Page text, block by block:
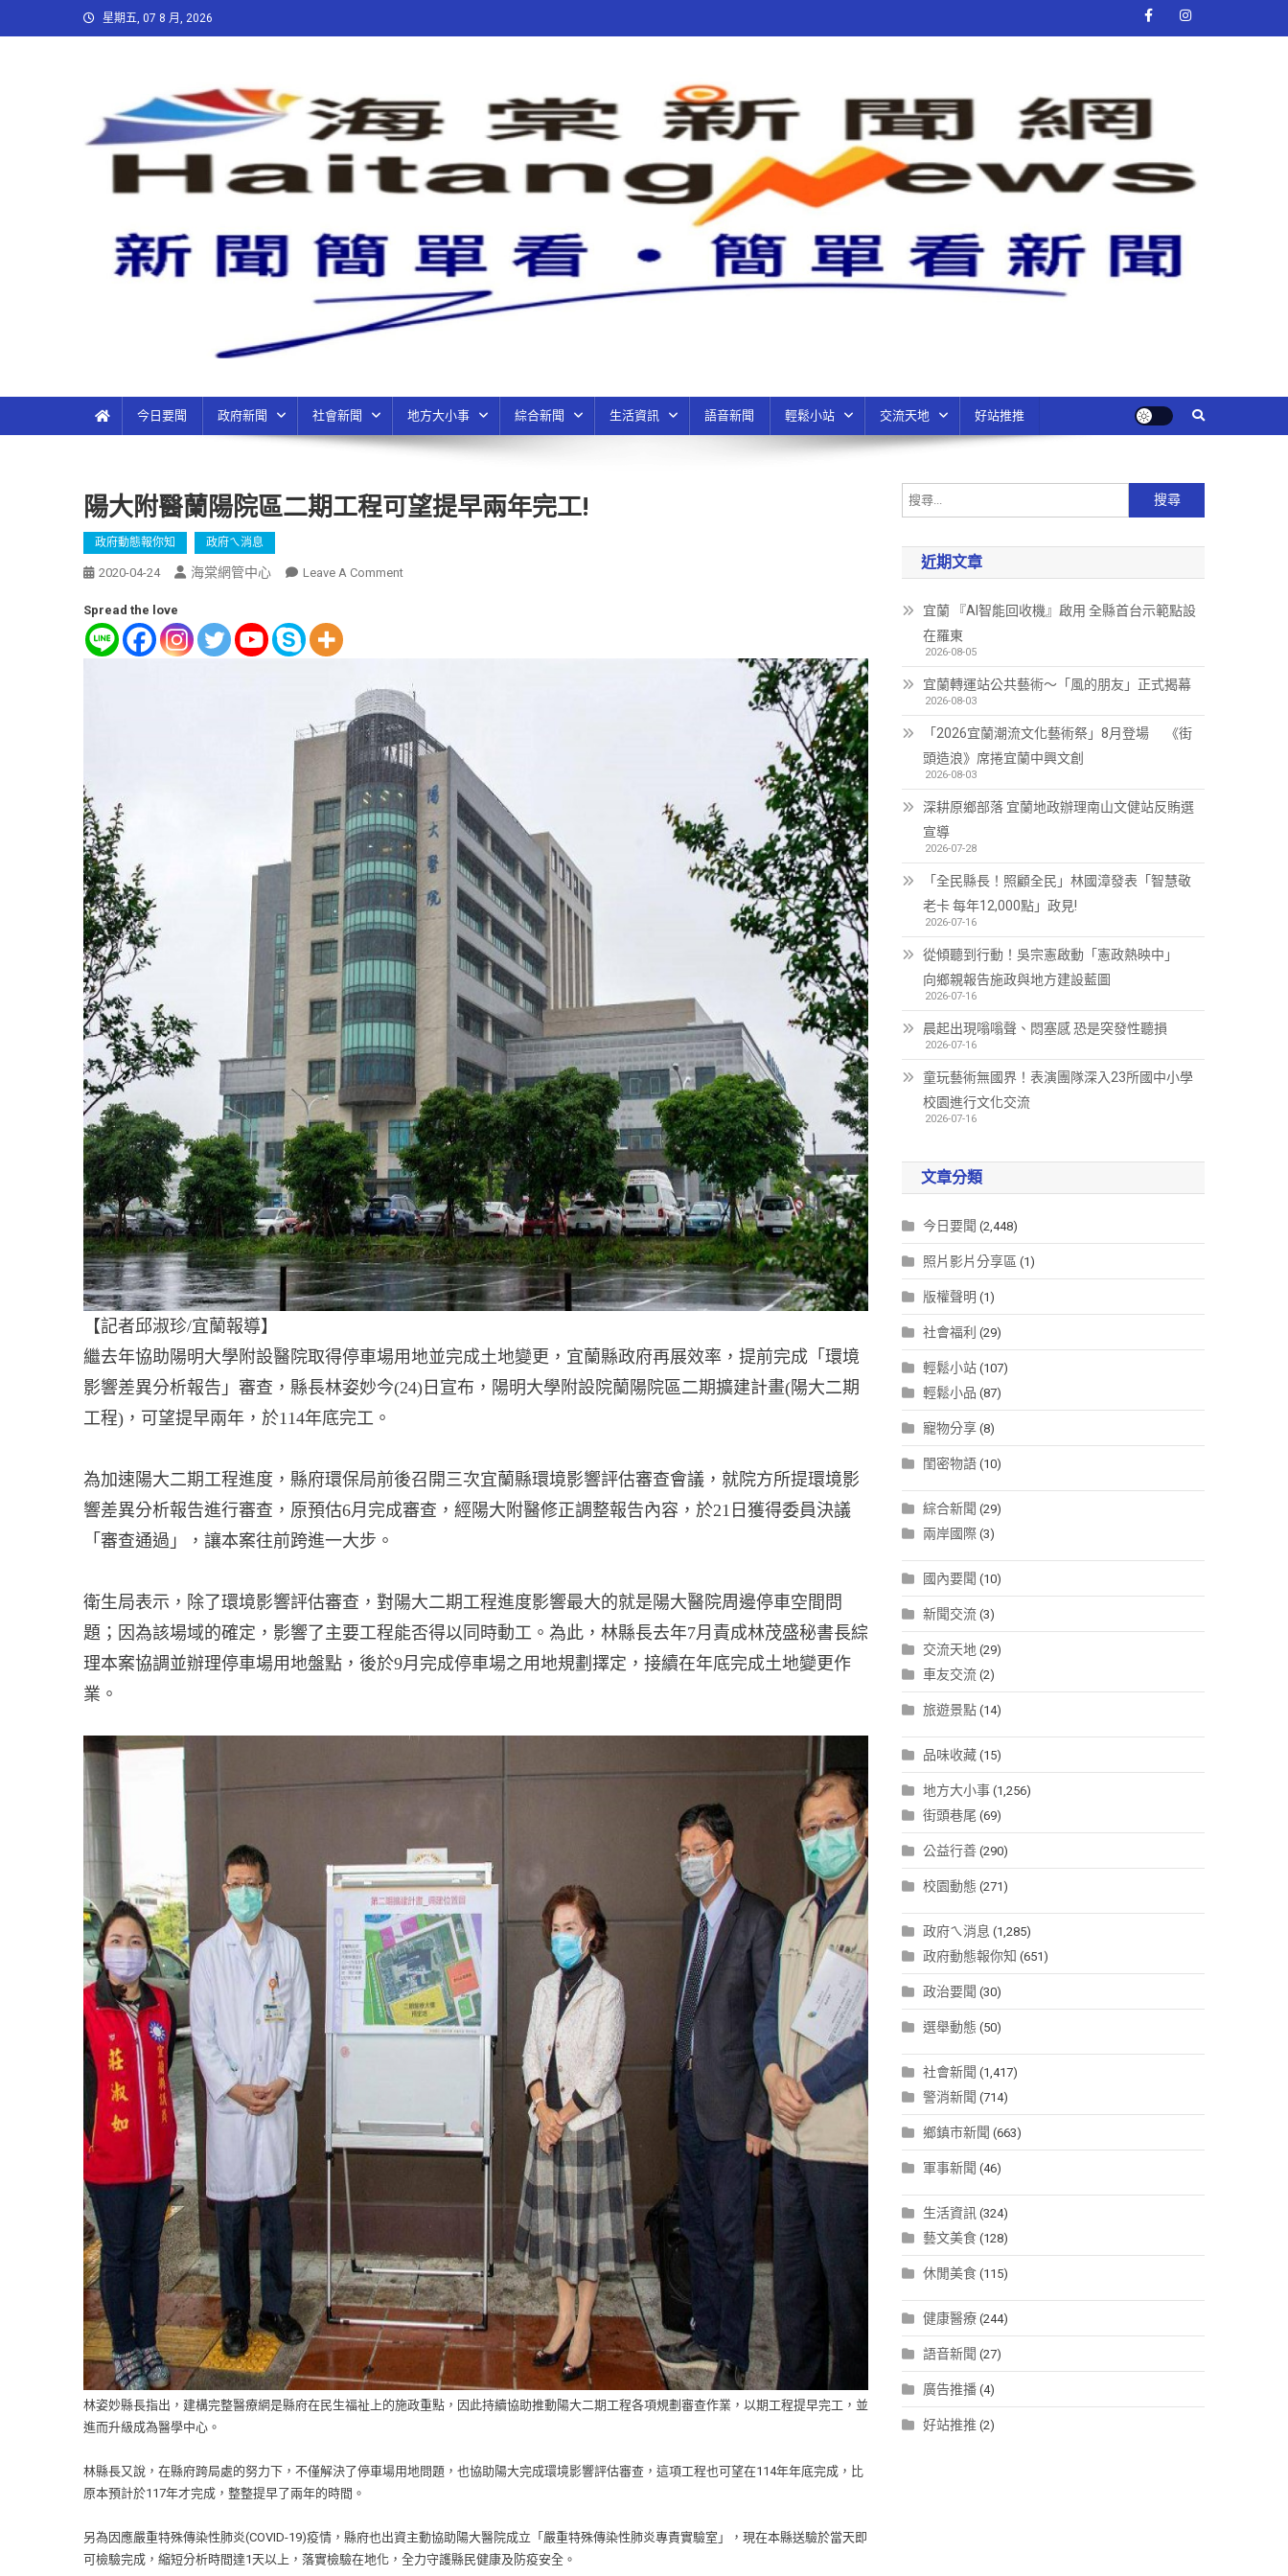
星期五, 07 8 月, 2026
今日要聞 政府新聞 社會新聞 地方大小事 綜合新聞 生活資訊 語音新聞 輕鬆小站 交流天地 好站推推
陽大附醫蘭陽院區二期工程可望提早兩年完工!
政府動態報你知 政府ㄟ消息
2020-04-24 海棠網管中心 Leave A Comment
Spread the love
【記者邱淑珍/宜蘭報導】
繼去年協助陽明大學附設醫院取得停車場用地並完成土地變更，宜蘭縣政府再展效率，提前完成「環境
影響差異分析報告」審查，縣長林姿妙今(24)日宣布，陽明大學附設院蘭陽院區二期擴建計畫(陽大二期
工程)，可望提早兩年，於114年底完工。
為加速陽大二期工程進度，縣府環保局前後召開三次宜蘭縣環境影響評估審查會議，就院方所提環境影
響差異分析報告進行審查，原預估6月完成審查，經陽大附醫修正調整報告內容，於21日獲得委員決議
「審查通過」，讓本案往前跨進一大步。
衛生局表示，除了環境影響評估審查，對陽大二期工程進度影響最大的就是陽大醫院周邊停車空間問
題；因為該場域的確定，影響了主要工程能否得以同時動工。為此，林縣長去年7月責成林茂盛秘書長綜
理本案協調並辦理停車場用地盤點，後於9月完成停車場之用地規劃擇定，接續在年底完成土地變更作
業。
林姿妙縣長指出，建構完整醫療網是縣府在民生福祉上的施政重點，因此持續協助推動陽大二期工程各項規劃審查作業，以期工程提早完工，並
進而升級成為醫學中心。
林縣長又說，在縣府跨局處的努力下，不僅解決了停車場用地問題，也協助陽大完成環境影響評估審查，這項工程也可望在114年年底完成，比
原本預計於117年才完成，整整提早了兩年的時間。
另為因應嚴重特殊傳染性肺炎(COVID-19)疫情，縣府也出資主動協助陽大醫院成立「嚴重特殊傳染性肺炎專責實驗室」，現在本縣送驗於當天即
可檢驗完成，縮短分析時間達1天以上，落實檢驗在地化，全力守護縣民健康及防疫安全。
近期文章
宜蘭 『AI智能回收機』啟用 全縣首台示範點設
在羅東
2026-08-05
宜蘭轉運站公共藝術～「風的朋友」正式揭幕
2026-08-03
「2026宜蘭潮流文化藝術祭」8月登場 《街
頭造浪》席捲宜蘭中興文創
2026-08-03
深耕原鄉部落 宜蘭地政辦理南山文健站反賄選
宣導
2026-07-28
「全民縣長！照顧全民」林國漳發表「智慧敬
老卡 每年12,000點」政見!
2026-07-16
從傾聽到行動！吳宗憲啟動「憲政熱映中」
向鄉親報告施政與地方建設藍圖
2026-07-16
晨起出現嗡嗡聲、悶塞感 恐是突發性聽損
2026-07-16
童玩藝術無國界！表演團隊深入23所國中小學
校園進行文化交流
2026-07-16
文章分類
今日要聞 (2,448)
照片影片分享區 (1)
版權聲明 (1)
社會福利 (29)
輕鬆小站 (107)
輕鬆小品 (87)
寵物分享 (8)
閨密物語 (10)
綜合新聞 (29)
兩岸國際 (3)
國內要聞 (10)
新聞交流 (3)
交流天地 (29)
車友交流 (2)
旅遊景點 (14)
品味收藏 (15)
地方大小事 (1,256)
街頭巷尾 (69)
公益行善 (290)
校園動態 (271)
政府ㄟ消息 (1,285)
政府動態報你知 (651)
政治要聞 (30)
選舉動態 (50)
社會新聞 (1,417)
警消新聞 (714)
鄉鎮市新聞 (663)
軍事新聞 (46)
生活資訊 (324)
藝文美食 (128)
休閒美食 (115)
健康醫療 (244)
語音新聞 (27)
廣告推播 (4)
好站推推 (2)